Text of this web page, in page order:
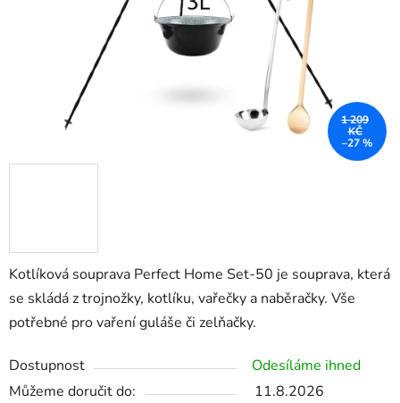
Kotlíková souprava Perfect Home Set-50 je souprava, která
se skládá z trojnožky, kotlíku, vařečky a naběračky. Vše
potřebné pro vaření guláše či zelňačky.
Dostupnost
Odesíláme ihned
Můžeme doručit do:
11.8.2026
1 209
KČ
–27 %